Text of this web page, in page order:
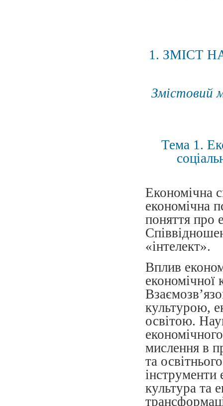
1. ЗМІСТ
Змістовий
Тема 1.
Економічна
економічна
поняття про
«інтелект».
Вплив
економічної
культурою,
освітою.
мислення в
та
інструменти
культура та